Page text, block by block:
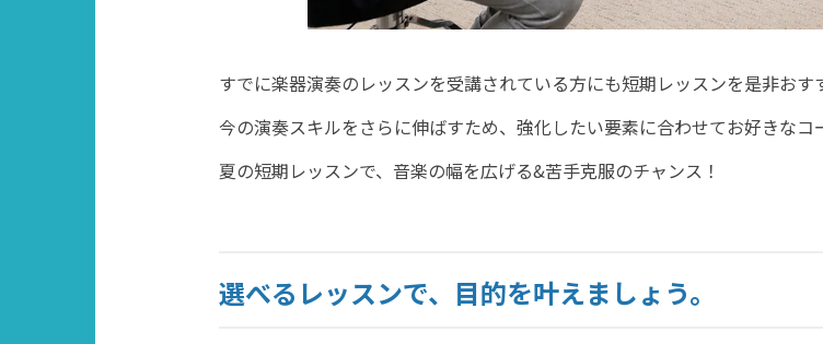
すでに楽器演奏のレッスンを受講されている方にも短期レッスンを是非おす
今の演奏スキルをさらに伸ばすため、強化したい要素に合わせてお好きなコ
夏の短期レッスンで、音楽の幅を広げる&苦手克服のチャンス！
選べるレッスンで、目的を叶えましょう。